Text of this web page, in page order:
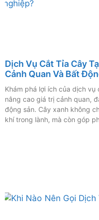
Dịch Vụ Cắt Tỉa Cây
Cảnh Quan Và Bất
Khám phá lợi ích của dịch
nâng cao giá trị cảnh quan,
động sản. Cây xanh không
khí trong lành, mà còn góp